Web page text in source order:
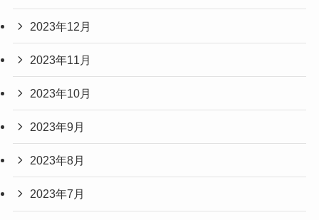
2023年12月
2023年11月
2023年10月
2023年9月
2023年8月
2023年7月